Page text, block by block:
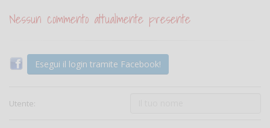
Nessun commento attualmente presente
Esegui il login tramite Facebook!
Utente: